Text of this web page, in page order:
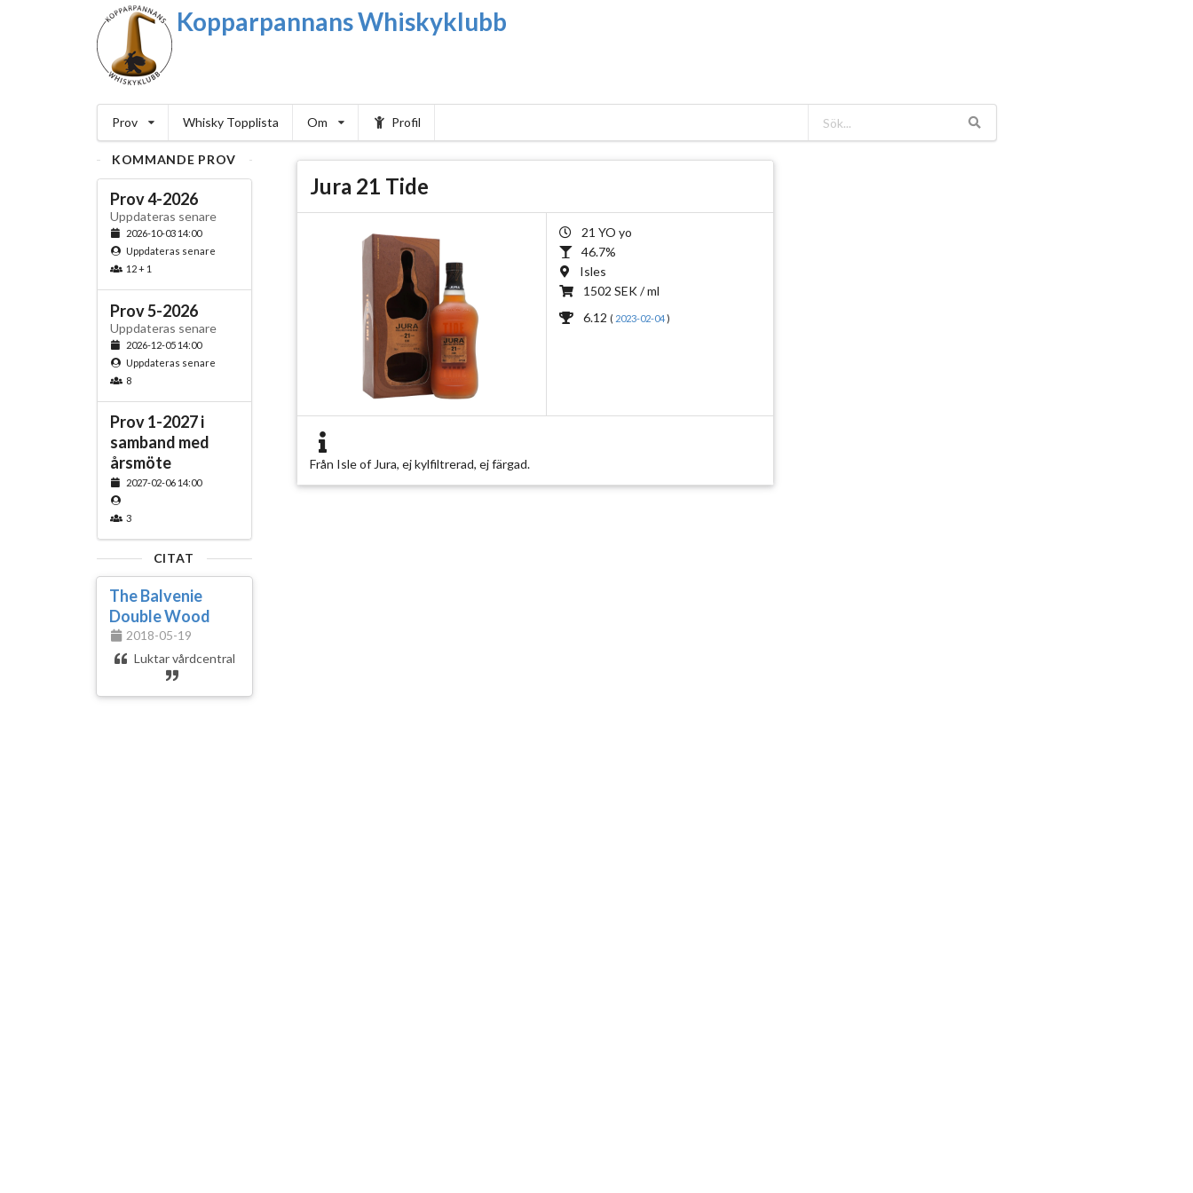
Kopparpannans Whiskyklubb
Prov Whisky Topplista Om Profil
KOMMANDE PROV
Prov 4-2026
Uppdateras senare
2026-10-03 14:00
Uppdateras senare
12 + 1
Prov 5-2026
Uppdateras senare
2026-12-05 14:00
Uppdateras senare
8
Prov 1-2027 i
samband med
årsmöte
2027-02-06 14:00
3
CITAT
The Balvenie
Double Wood
2018-05-19
Luktar vårdcentral
Jura 21 Tide
21 YO yo
46.7%
Isles
1502 SEK / ml
6.12 ( 2023-02-04)
Från Isle of Jura, ej kylfiltrerad, ej färgad.